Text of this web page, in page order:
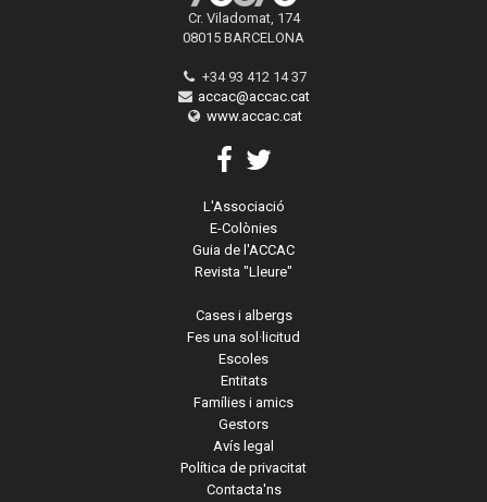
Cr. Viladomat, 174
08015 BARCELONA
+34 93 412 14 37
accac@accac.cat
www.accac.cat
L'Associació
E-Colònies
Guia de l'ACCAC
Revista "Lleure"
Cases i albergs
Fes una sol·licitud
Escoles
Entitats
Famílies i amics
Gestors
Avís legal
Política de privacitat
Contacta'ns